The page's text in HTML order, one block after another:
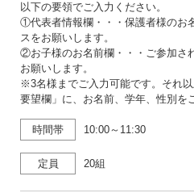
以下の要領でご入力ください。
①代表者情報欄・・・保護者様のお
スをお願いします。
②お子様のお名前欄・・・ご参加さ
お願いします。
※3名様までご入力可能です。それ
要望欄」に、お名前、学年、性別を
時間帯 10:00～11:30
定員 20組